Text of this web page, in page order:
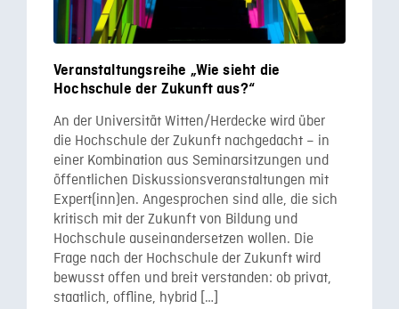
Veranstaltungsreihe „Wie sieht die
Hochschule der Zukunft aus?“
An der Universität Witten/Herdecke wird über
die Hochschule der Zukunft nachgedacht – in
einer Kombination aus Seminarsitzungen und
öffentlichen Diskussionsveranstaltungen mit
Expert(inn)en. Angesprochen sind alle, die sich
kritisch mit der Zukunft von Bildung und
Hochschule auseinandersetzen wollen. Die
Frage nach der Hochschule der Zukunft wird
bewusst offen und breit verstanden: ob privat,
staatlich, offline, hybrid […]